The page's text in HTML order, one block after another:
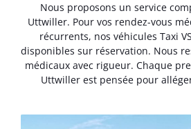
Nous proposons un service
Uttwiller. Pour vos rendez-vous
récurrents, nos véhicules Taxi
disponibles sur réservation. Nous
médicaux avec rigueur. Chaque
Uttwiller est pensée pour